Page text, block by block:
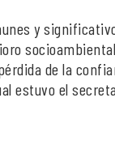
y
de la
el